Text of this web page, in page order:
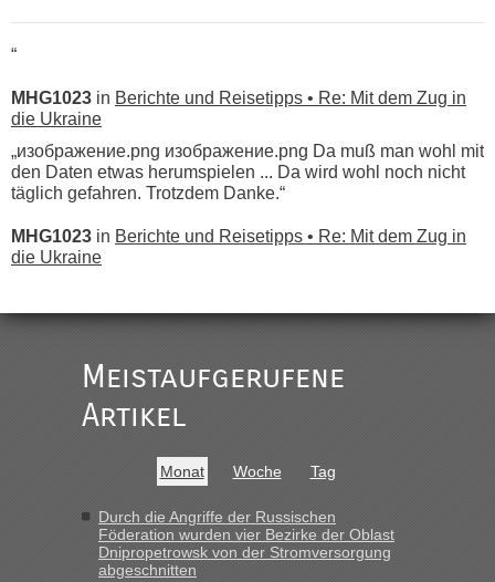
“
MHG1023 in Berichte und Reisetipps • Re: Mit dem Zug in
die Ukraine
„изображение.png изображение.png Da muß man wohl mit
den Daten etwas herumspielen ... Da wird wohl noch nicht
täglich gefahren. Trotzdem Danke.“
MHG1023 in Berichte und Reisetipps • Re: Mit dem Zug in
die Ukraine
Ist korrekt, aber ich finde man hätte trotzdem im Text gleich
darauf hinweisen können.
War aber nicht "böse" gemeint ...
buchbar - warum auch immer ...
Hab´s versucht - bekomme aber immer angezeigt "auf dieser
Strecke fahren wir nicht"
Meistaufgerufene
Artikel
Monat Woche Tag
Durch die Angriffe der Russischen
Föderation wurden vier Bezirke der Oblast
Dnipropetrowsk von der Stromversorgung
abgeschnitten